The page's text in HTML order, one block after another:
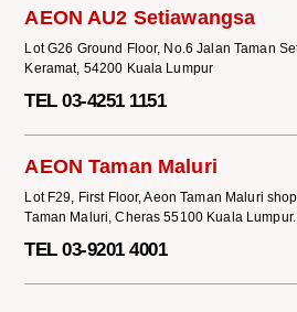
AEON AU2 Setiawangsa
Lot G26 Ground Floor, No.6 Jalan Taman
Keramat, 54200 Kuala Lumpur
TEL 03-4251 1151
AEON Taman Maluri
Lot F29, First Floor, Aeon Taman Maluri
Taman Maluri, Cheras 55100 Kuala Lumpur.
TEL 03-9201 4001